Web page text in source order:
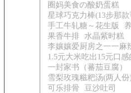
圈妈美食の酸奶蛋糕
星球巧克力棒(13步那
手工牛轧糖～花生版
果香牛排
水晶紫时糕
李孃孃爱厨房之一一麻
1.5元大米吃出15元口
一封家书（蕃茄豆腐）
雪梨玫瑰糍粑汤(两人份
可乐排骨
豆沙吐司